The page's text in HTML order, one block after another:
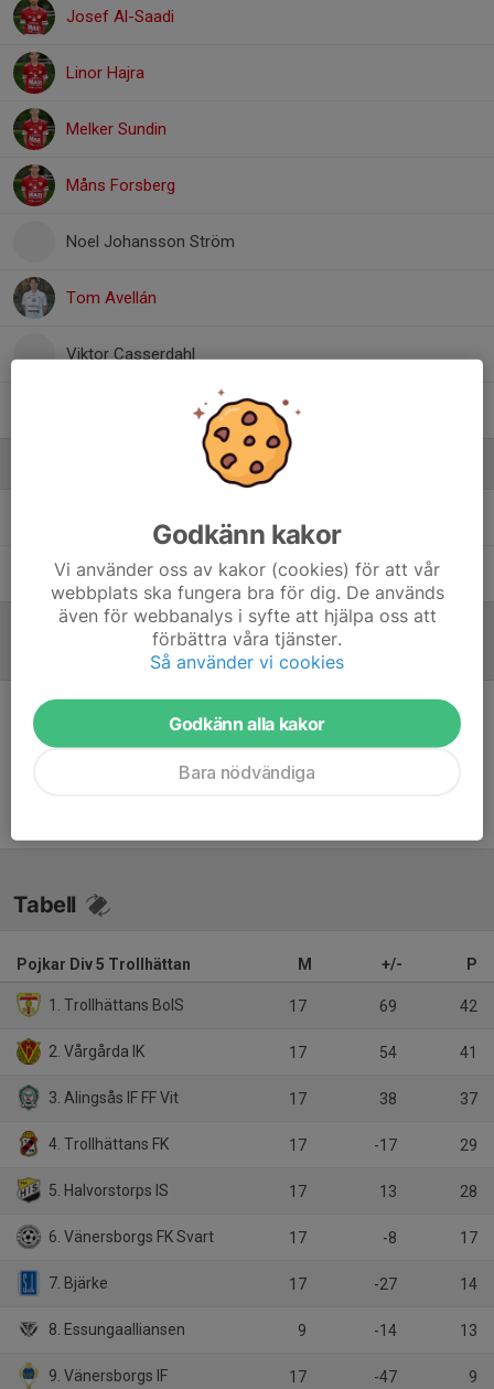
Josef Al-Saadi
Linor Hajra
Melker Sundin
Måns Forsberg
Noel Johansson Ström
Tom Avellán
Viktor Casserdahl
Viktor Särkiniemi Carlsson, Herr J
Martin Wänblom Ass Tränare
Inget referat skrivet
Tabell
Pojkar Div 5 Trollhättan M +/- P
1. Trollhättans BoIS 17 69 42
2. Vårgårda IK 17 54 41
3. Alingsås IF FF Vit 17 38 37
4. Trollhättans FK 17 -17 29
5. Halvorstorps IS 17 13 28
6. Vänersborgs FK Svart 17 -8 17
7. Bjärke 17 -27 14
8. Essungaalliansen 9 -14 13
9. Vänersborgs IF 17 -47 9
Godkänn kakor
Vi använder oss av kakor (cookies) för att vår
webbplats ska fungera bra för dig. De används
även för webbanalys i syfte att hjälpa oss att
förbättra våra tjänster.
Så använder vi cookies
Godkänn alla kakor
Bara nödvändiga